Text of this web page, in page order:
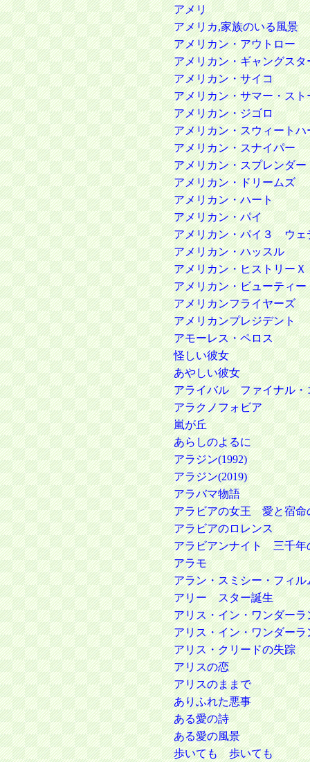
アメリ
アメリカ,家族のいる風景
アメリカン・アウトロー
アメリカン・ギャングスタ
アメリカン・サイコ
アメリカン・サマー・スト
アメリカン・ジゴロ
アメリカン・スウィートハ
アメリカン・スナイパー
アメリカン・スプレンダー
アメリカン・ドリームズ
アメリカン・ハート
アメリカン・パイ
アメリカン・パイ３ ウェ
アメリカン・ハッスル
アメリカン・ヒストリーＸ
アメリカン・ビューティー
アメリカンフライヤーズ
アメリカンプレジデント
アモーレス・ペロス
怪しい彼女
あやしい彼女
アライバル ファイナル・
アラクノフォビア
嵐が丘
あらしのよるに
アラジン(1992)
アラジン(2019)
アラバマ物語
アラビアの女王 愛と宿命
アラビアのロレンス
アラビアンナイト 三千年
アラモ
アラン・スミシー・フィル
アリー スター誕生
アリス・イン・ワンダーラ
アリス・イン・ワンダーラ
アリス・クリードの失踪
アリスの恋
アリスのままで
ありふれた悪事
ある愛の詩
ある愛の風景
歩いても 歩いても